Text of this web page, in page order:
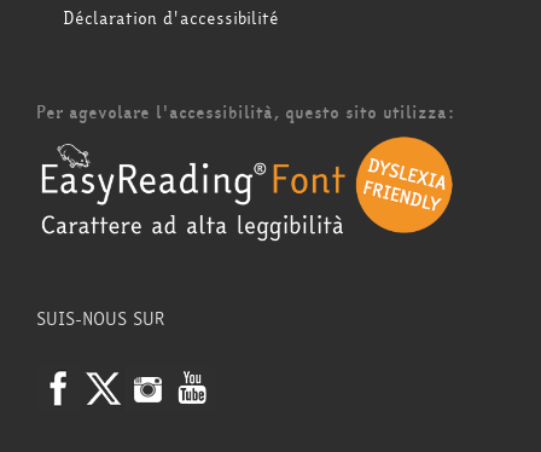
Déclaration d'accessibilité
Per agevolare l'accessibilità, questo sito utilizza:
SUIS-NOUS SUR